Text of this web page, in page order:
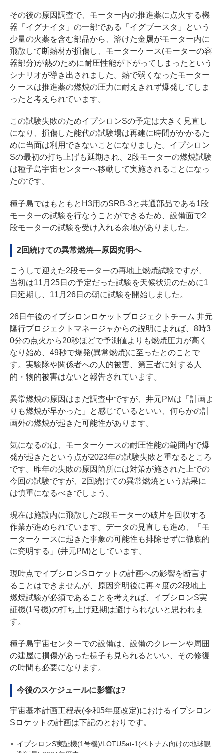
その後の原因調査で、モーター内の推進薬に点火する機
器「イグナイタ」の一部である「イグブースタ」という
少量の火薬を含む部品から、溶けた金属がモーター内に
飛散して断熱材が損傷し、モーターケース(モーターの容
器部分)が熱のために耐圧性能が下がってしまったという
シナリオが導き出されました。熱で弱くなったモーター
ケースは推進薬の燃焼の圧力に耐えきれず爆発してしま
ったと考えられています。
この試験失敗のためイプシロンSの予定は大きく見直し
になり、損傷した能代の試験場は再建に時間がかかるた
めに当面は利用できないことになりました。イプシロン
Sの最初の打ち上げも延期され、2段モーターの燃焼試験
は種子島宇宙センターへ移動して実施されることになっ
たのです。
種子島ではもともとH3用のSRB-3と共通部品である1段
モーターの試験を行なうことができるため、設備面で2
段モーターの試験を受け入れる余地がありました。
2回続けての異常燃焼―原因究明へ
こうして迎えた2段モーターの再地上燃焼試験ですが、
当初は11月25日の予定だった試験を天候状況のために1
日延期し、11月26日の朝に試験を開始しました。
26日午後のイプシロンロケットプロジェクトチーム 井元
隆行プロジェクトマネージャからの説明によれば、8時3
0分の点火から20秒ほどで予測値よりも燃焼圧力が高く
なり始め、49秒で爆発(異常燃焼)に至ったとのことで
す。実験隊や関係者への人的被害、第三者に対する人
的・物的被害はないと報告されています。
異常燃焼の原因はまだ調査中ですが、井元PMは「計画よ
りも燃焼が早かった」と感じているといい、何らかの計
画外の燃焼が起きた可能性があります。
気になるのは、モーターケースの耐圧性能の範囲内で爆
発が起きたという点が2023年の試験失敗と重なるところ
です。昨年の失敗の原因箇所には対策が施された上での
今回の試験ですが、2回続けての異常燃焼という結果に
は慎重になるべきでしょう。
現在は施設内に飛散した2段モーターの破片を回収する
作業が進められています。データの見直しも進め、「モ
ーターケースに起きた事象の可能性も排除せずに徹底的
に究明する」(井元PM)としています。
現時点でイプシロンSロケットの計画への影響を断言す
ることはできませんが、原因究明後に再々度の2段地上
燃焼試験が必須であることを考えれば、イプシロンS実
証機(1号機)の打ち上げ延期は避けられないと思われま
す。
種子島宇宙センターでの設備は、設備のクレーンや周囲
の建屋に損傷があった様子も見られるといい、その修復
の時間も必要になります。
今後のスケジュールに影響は?
宇宙基本計画工程表(令和5年度改定)におけるイプシロン
Sロケットの計画は下記のとおりです。
イプシロンS実証機(1号機)/LOTUSat-1(ベトナム向けの地球観